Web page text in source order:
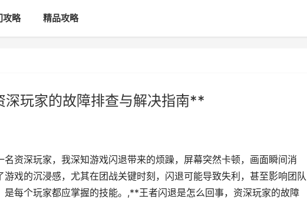
攻略 精品攻略
玩家的故障排查与解决指南**
资深玩家，我深知游戏闪退带来的烦躁，屏幕突然卡顿，画面瞬间消
戏的沉浸感，尤其在团战关键时刻，闪退可能导致失利，甚至影响团队
每个玩家都应掌握的技能。,**王者闪退是怎么回事，资深玩家的故障